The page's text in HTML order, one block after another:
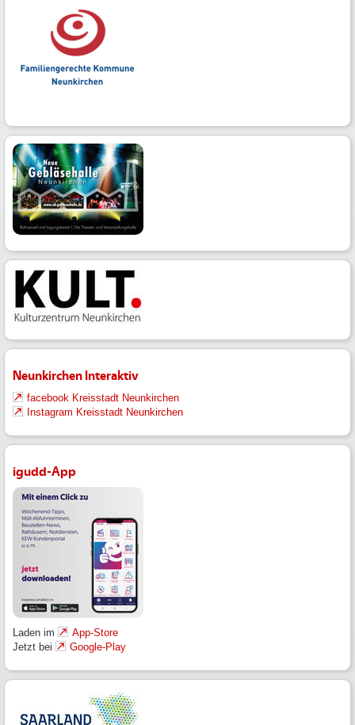
Neunkirchen Interaktiv
facebook Kreisstadt Neunkirchen
Instagram Kreisstadt Neunkirchen
igudd-App
Laden im
App-Store
Jetzt bei
Google-Play